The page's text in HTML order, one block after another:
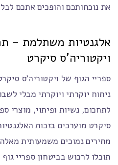
את נוכחותכם והופכים אתכם
אלגנטיות משתלמת –
ויקטוריה'ס סיקרט
ספריי הגוף של ויקטוריה'ס
ניחוח יוקרתי ויוקרתי מבלי
לתחכום, נשיות ופיתוי, מוצרי
סיקרט מוערכים בזכות
מחירים נמוכים משמעותית
תוכלו לרכוש בביטחון ספריי